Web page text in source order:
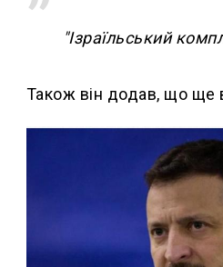
"Ізраїльський
Також він додав, що ще